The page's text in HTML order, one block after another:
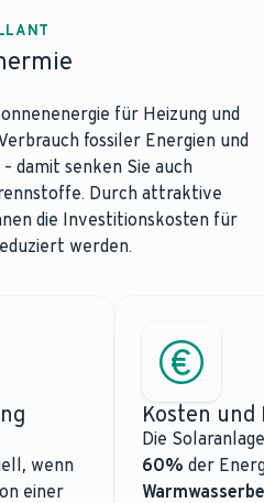
für Heizung und
fossiler Energien und
damit senken Sie auch
Durch attraktive
die Investitionskosten für
werden.
wenn
einer
Kosten und
Die
60% der